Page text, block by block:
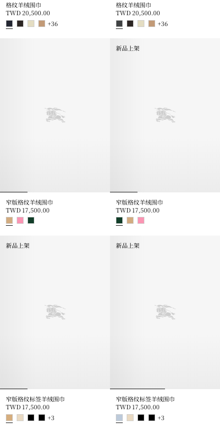
格纹羊绒围巾
TWD 20,500.00
+36
格纹羊绒围巾
TWD 20,500.00
+36
窄版格纹羊绒围巾
TWD 17,500.00
新品上架
窄版格纹羊绒围巾
TWD 17,500.00
新品上架
窄版格纹标签羊绒围巾
TWD 17,500.00
+3
新品上架
窄版格纹标签羊绒围巾
TWD 17,500.00
+3